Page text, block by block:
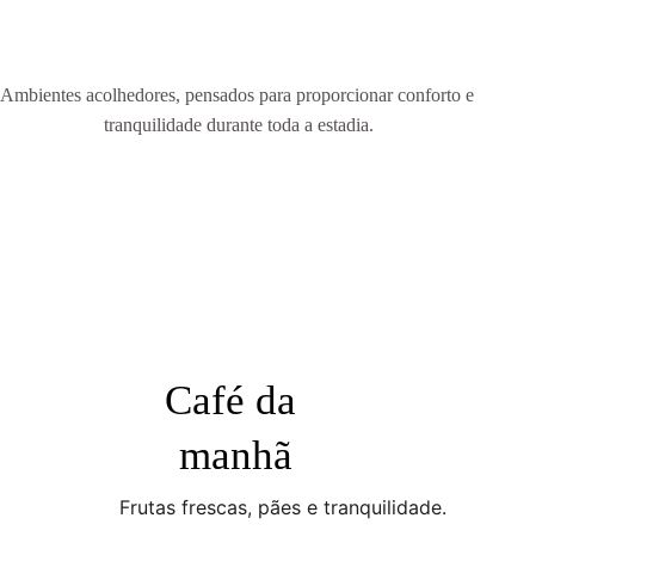
Ambientes acolhedores, pensados para proporcionar conforto e
tranquilidade durante toda a estadia.
Café da
manhã
Frutas frescas, pães e tranquilidade.